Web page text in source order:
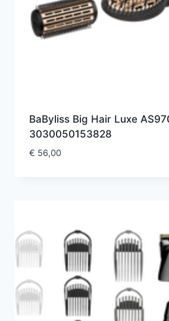
BaByliss Big Hair Luxe
3030050153828
€ 56,00